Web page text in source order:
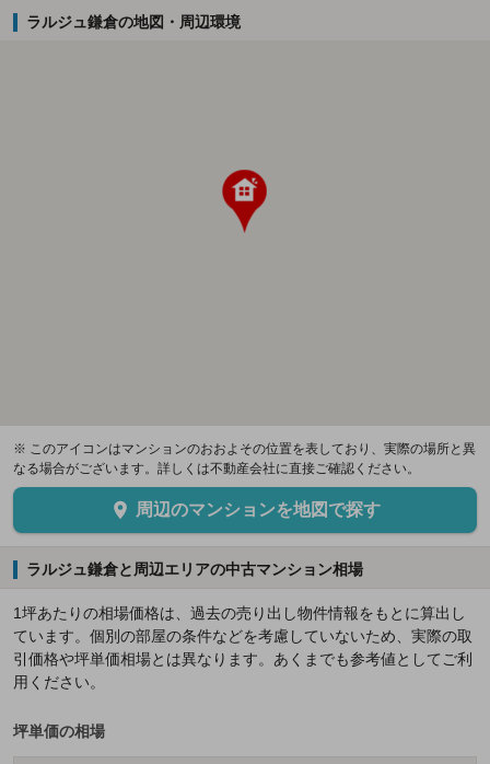
ラルジュ鎌倉の地図・周辺環境
※ このアイコンはマンションのおおよその位置を表しており、実際の場所と異
なる場合がございます。詳しくは不動産会社に直接ご確認ください。
周辺のマンションを地図で探す
ラルジュ鎌倉と周辺エリアの中古マンション相場
1坪あたりの相場価格は、過去の売り出し物件情報をもとに算出し
ています。個別の部屋の条件などを考慮していないため、実際の取
引価格や坪単価相場とは異なります。あくまでも参考値としてご利
用ください。
坪単価の相場